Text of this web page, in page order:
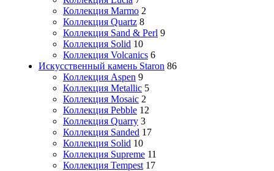
Коллекция Marmo 2
Коллекция Quartz 8
Коллекция Sand & Perl 9
Коллекция Solid 10
Коллекция Volcanics 6
Искусственный камень Staron 86
Коллекция Aspen 9
Коллекция Metallic 5
Коллекция Mosaic 2
Коллекция Pebble 12
Коллекция Quarry 3
Коллекция Sanded 17
Коллекция Solid 10
Коллекция Supreme 11
Коллекция Tempest 17